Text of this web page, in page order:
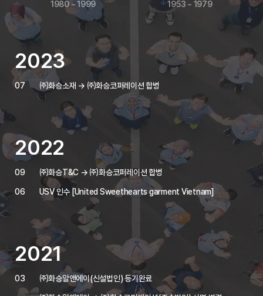
1980 ~ 1999 1953 ~ 1979
2023
07 ㈜화승소재 → ㈜화승코퍼레이션 합병
2022
09 ㈜화승T&C → ㈜화승코퍼레이션 합병
06 USV 인수 [United Sweethearts garment Vietnam]
2021
03 ㈜화승알앤에이(신설법인) 등기완료